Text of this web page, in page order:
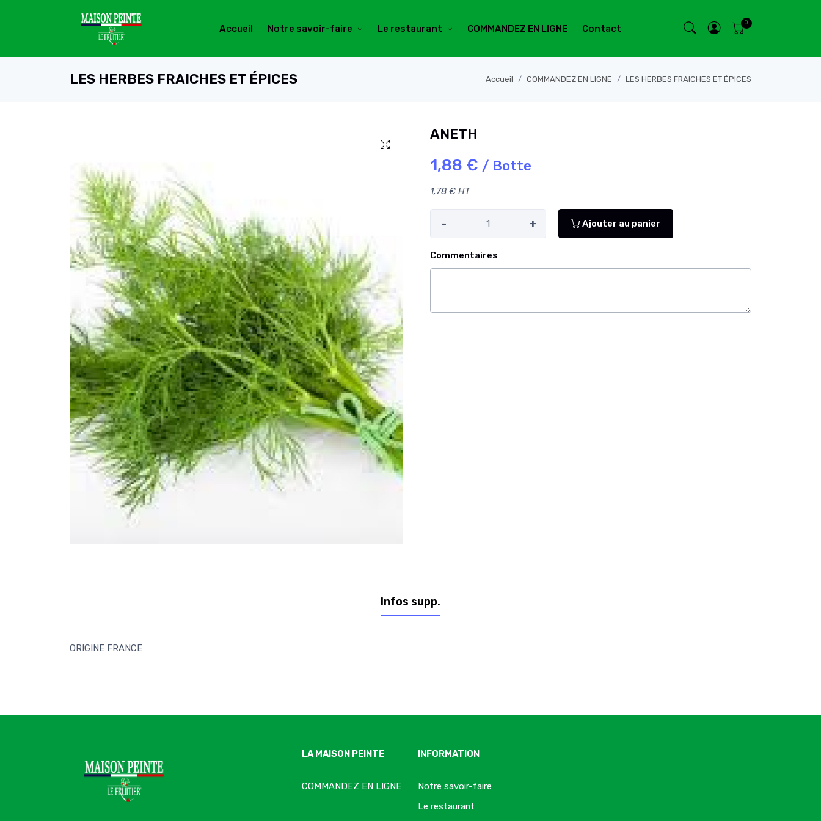
Accueil Notre savoir-faire Le restaurant COMMANDEZ EN LIGNE Contact
LES HERBES FRAICHES ET ÉPICES Accueil COMMANDEZ EN LIGNE LES HERBES FRAICHES ET ÉPICES
ANETH
1,88 € / Botte
1,78 € HT
- + Ajouter au panier
Commentaires
Infos supp.
ORIGINE FRANCE
LA MAISON PEINTE
COMMANDEZ EN LIGNE
INFORMATION
Notre savoir-faire
Le restaurant